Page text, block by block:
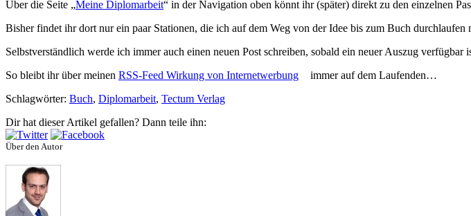
Über die Seite „Meine Diplomarbeit“ in der Navigation oben könnt ihr (später) direkt zu den einzelnen
Bisher findet ihr dort nur ein paar Stationen, die ich auf dem Weg von der Idee bis zum Buch durchlaufen
Selbstverständlich werde ich immer auch einen neuen Post schreiben, sobald ein neuer Auszug verfügbar
So bleibt ihr über meinen RSS-Feed Wirkung von Internetwerbung
immer auf dem Laufenden…
Schlagwörter: Buch, Diplomarbeit, Tectum Verlag
Dir hat dieser Artikel gefallen? Dann teile ihn:
Über den Autor